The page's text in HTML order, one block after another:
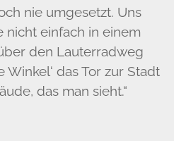
nie umgesetzt. Uns
nicht einfach in einem
den Lauterradweg
das Tor zur Stadt
das man sieht.“